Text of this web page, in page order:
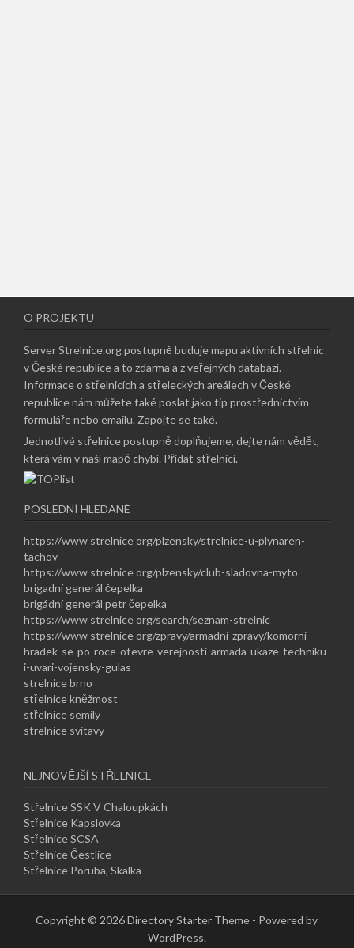
O PROJEKTU
Server Strelnice.org postupně buduje mapu aktivních střelnic
v České republice a to zdarma a z veřejných databází.
Informace o střelnicích a střeleckých areálech v České
republice nám můžete také poslat jako tip prostřednictvím
formuláře nebo emailu.Zapojte se také.
Jednotlivé střelnice postupně doplňujeme, dejte nám vědět,
která vám v naší mapě chybí. Přidat střelnici.
POSLEDNÍ HLEDANÉ
https://www strelnice org/plzensky/strelnice-u-plynaren-
tachov
https://www strelnice org/plzensky/club-sladovna-myto
brigadní generál čepelka
brigádní generál petr čepelka
https://www strelnice org/search/seznam-strelnic
https://www strelnice org/zpravy/armadni-zpravy/komorni-
hradek-se-po-roce-otevre-verejnosti-armada-ukaze-techniku-
i-uvari-vojensky-gulas
strelnice brno
střelnice kněžmost
střelnice semily
strelnice svitavy
NEJNOVĚJŠÍ STŘELNICE
Střelnice SSK V Chaloupkách
Střelnice Kapslovka
Střelnice SCSA
Střelnice Čestlice
Střelnice Poruba, Skalka
Copyright © 2026 Directory Starter Theme - Powered by
WordPress.